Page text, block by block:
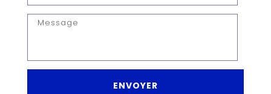
ENVOYER